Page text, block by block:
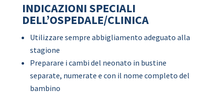
INDICAZIONI SPECIALI
DELL’OSPEDALE/CLINICA
Utilizzare sempre abbigliamento adeguato alla
stagione
Preparare i cambi del neonato in bustine
separate, numerate e con il nome completo del
bambino